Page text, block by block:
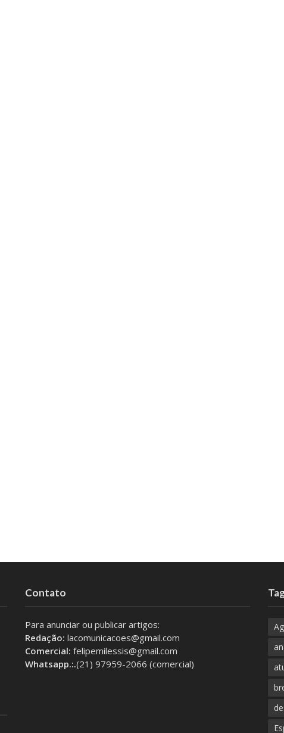
Contato
Para anunciar ou publicar artigos:
Redação: lacomunicacoes@gmail.com
Comercial: felipemilessis@gmail.com
Whatsapp.:.(21) 97959-2066 (comercial)